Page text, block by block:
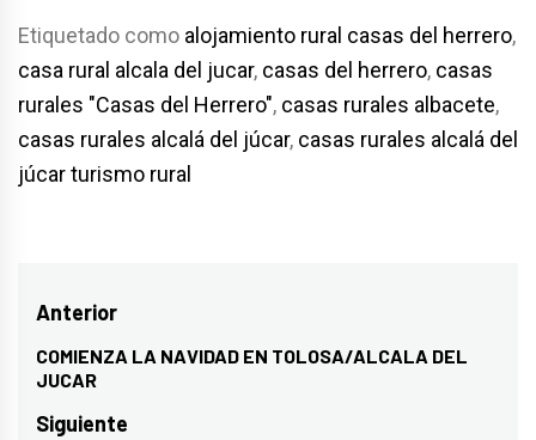
Etiquetado como alojamiento rural casas del herrero,
casa rural alcala del jucar, casas del herrero, casas
rurales "Casas del Herrero", casas rurales albacete,
casas rurales alcalá del júcar, casas rurales alcalá del
júcar turismo rural
Navegación
de
Anterior
Entrada
anterior:
COMIENZA LA NAVIDAD EN TOLOSA/ALCALA DEL
JUCAR
Siguiente